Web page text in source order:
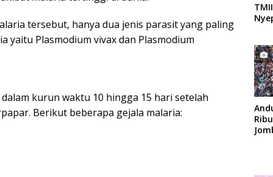
tersebut, hanya dua jenis parasit yang paling
yaitu Plasmodium vivax dan Plasmodium
kurun waktu 10 hingga 15 hari setelah
Berikut beberapa gejala malaria: